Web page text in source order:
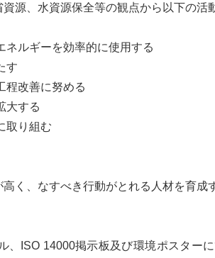
源、水資源保全等の観点から以下の活
ネルギーを効率的に使用する
す
程改善に努める
大する
取り組む
く、なすべき行動がとれる人材を育成
ISO 14000掲示板及び環境ポスター